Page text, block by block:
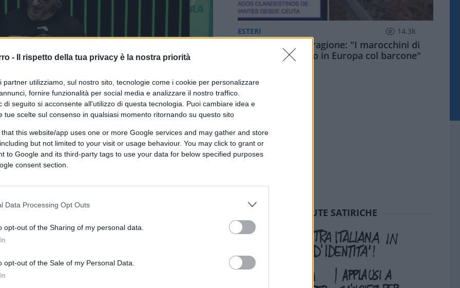
- Il rispetto della tua privacy è la nostra priorità
partner utilizziamo, sul nostro sito, tecnologie come i cookie per personalizzare
fornire funzionalità per social media e analizzare il nostro traffico.
di seguito si acconsente all'utilizzo di questa tecnologia. Puoi cambiare idea e
tue scelte sul consenso in qualsiasi momento ritornando su questo sito
that this website/app uses one or more Google services and may gather and store
but not limited to your visit or usage behaviour. You may click to grant or
to Google and its third-party tags to use your data for below specified purposes
consent section.
Data Processing Opt Outs
opt-out of the Sharing of my personal data.
opt-out of the Sale of my Personal Data.
su Google
Giuseppe Crucianiha
avvenimenti di questi giorni. La sua
via Appia a Roma è stata molto
che protesta, e dall’altra delle
per andare a lavorare in mezzo
ESTERI 14.3k
Meloni aveva ragione: "I marocchini di
Ceuta sbarcano in Europa col barcone"
SEDUTE SATIRICHE